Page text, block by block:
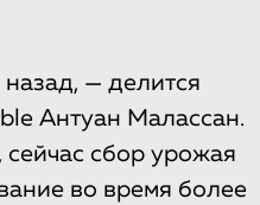
— делится
Антуан Малассан.
сбор урожая
во время более